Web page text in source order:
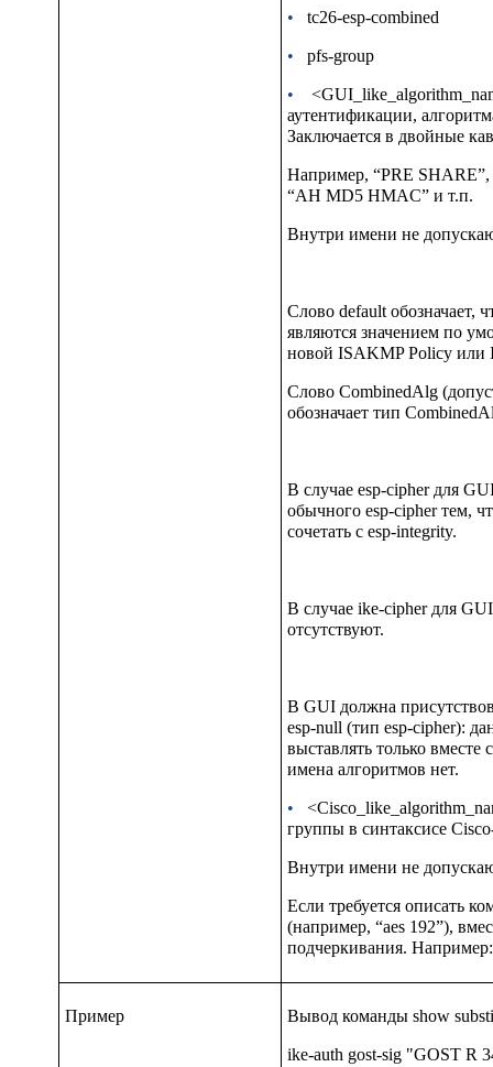
• tc26-esp-combined
• pfs-group
•
аутентификации,
Заключается в двойные
Например, “PRE
“AH MD5 HMAC” и т.п.
Внутри имени не
Слово defaultобозначает,
являются значением по
новой ISAKMP Policy или
Слово CombinedAlg
обозначает тип
В случае esp-cipherдля GUI
обычного esp-cipherтем,
сочетать с esp-integrity.
В случае ike-cipherдля GUI
отсутствуют.
В GUI должна
esp-null (тип esp-cipher):
выставлять только вместе с
имена алгоритмов нет.
•
группы в синтаксисе
Внутри имени не
Если требуется описать
(например, “aes 192”),
подчеркивания.
Пример Вывод команды show
ike-auth gost-sig "GOST R